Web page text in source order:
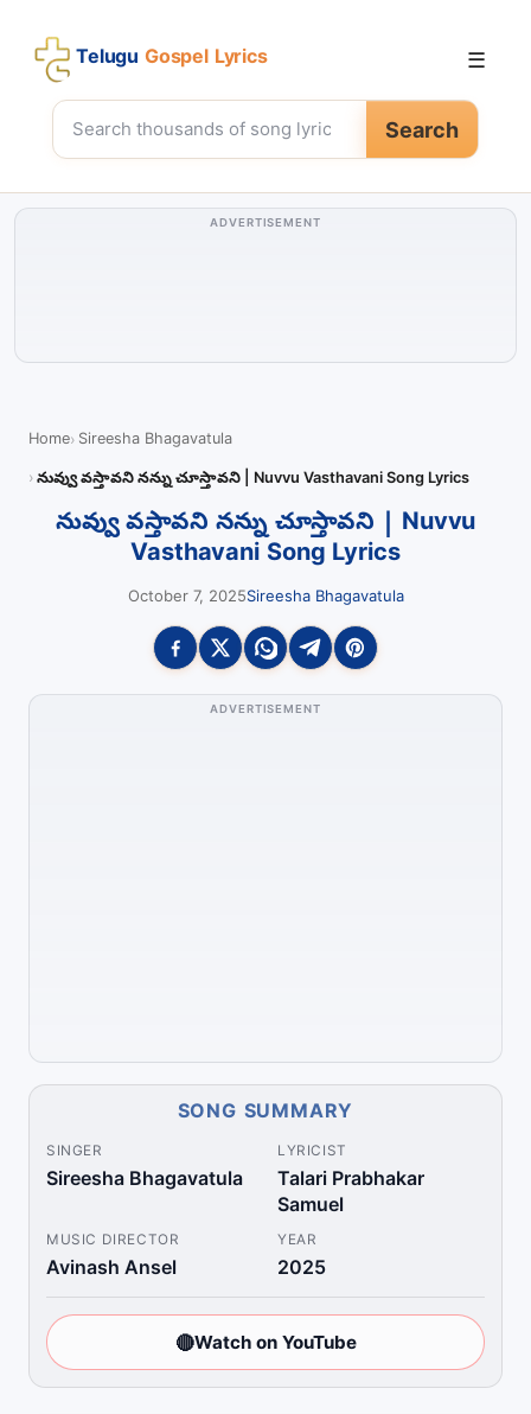
Telugu Gospel Lyrics
Search
☰
ADVERTISEMENT
Home Sireesha Bhagavatula
నువ్వు వస్తావని నన్ను చూస్తావని | Nuvvu Vasthavani Song Lyrics
నువ్వు వస్తావని నన్ను చూస్తావని | Nuvvu
Vasthavani Song Lyrics
October 7, 2025Sireesha Bhagavatula
ADVERTISEMENT
SONG SUMMARY
SINGER
Sireesha Bhagavatula
LYRICIST
Talari Prabhakar
Samuel
MUSIC DIRECTOR
Avinash Ansel
YEAR
2025
🔴Watch on YouTube